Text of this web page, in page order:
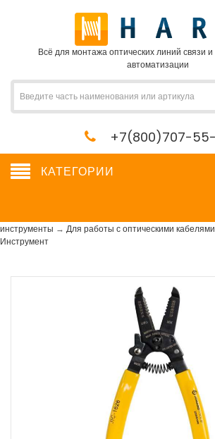
Всё для монтажа оптических линий связи
автоматизации
+7(800)707-
КАТЕГОРИИ
инструменты → Для работы с оптическими
Инструмент